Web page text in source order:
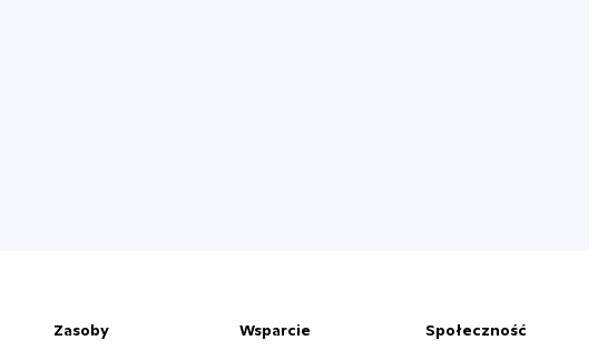
Zasoby Wsparcie Społeczność